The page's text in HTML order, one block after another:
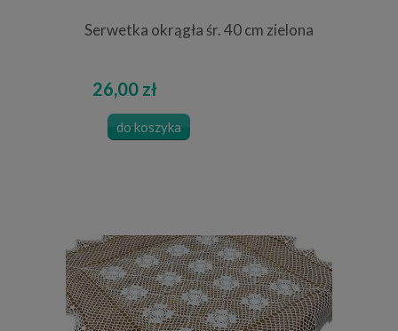
Serwetka okrągła śr. 40 cm zielona
26,00 zł
do koszyka